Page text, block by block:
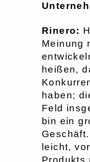
Rinero:
Meinung
heißen,
haben;
Feld
bin ein
leicht,
Produkts